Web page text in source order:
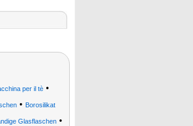
per il tè•
• Borosilikat
Glasflaschen•